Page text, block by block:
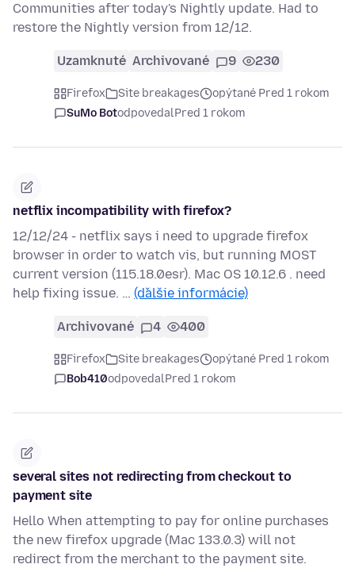
Communities after today's Nightly update. Had to
restore the Nightly version from 12/12.
Uzamknuté Archivované 9 230
Firefox Site breakages
opýtané Pred 1 rokom
SuMo BotodpovedalPred 1 rokom
netflix incompatibility with firefox?
12/12/24 - netflix says i need to upgrade firefox
browser in order to watch vis, but running MOST
current version (115.18.0esr). Mac OS 10.12.6 . need
help fixing issue. … (ďalšie informácie)
Archivované 4 400
Firefox Site breakages
opýtané Pred 1 rokom
Bob410odpovedalPred 1 rokom
several sites not redirecting from checkout to
payment site
Hello When attempting to pay for online purchases
the new firefox upgrade (Mac 133.0.3) will not
redirect from the merchant to the payment site.